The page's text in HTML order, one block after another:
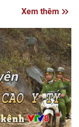
Xem thêm